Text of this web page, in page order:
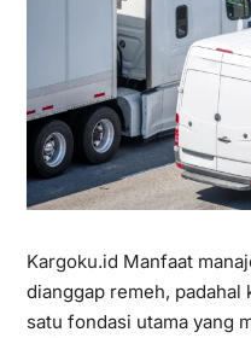
Kargoku.id Manfaat
dianggap remeh, padahal
satu fondasi utama yang